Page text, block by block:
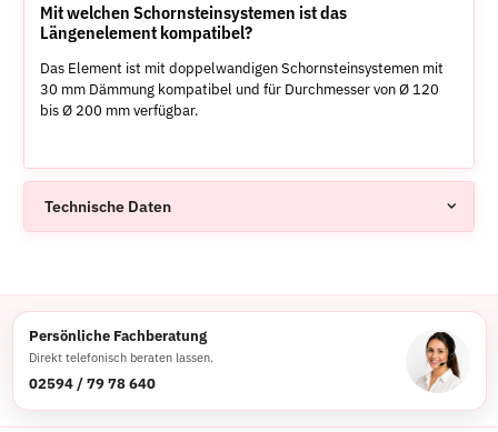
Mit welchen Schornsteinsystemen ist das
Längenelement kompatibel?
Das Element ist mit doppelwandigen Schornsteinsystemen mit
30 mm Dämmung kompatibel und für Durchmesser von Ø 120
bis Ø 200 mm verfügbar.
Technische Daten
Persönliche Fachberatung
Direkt telefonisch beraten lassen.
02594 / 79 78 640